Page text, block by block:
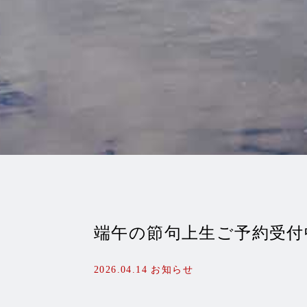
端午の節句上生ご予約受
2026.04.14 お知らせ